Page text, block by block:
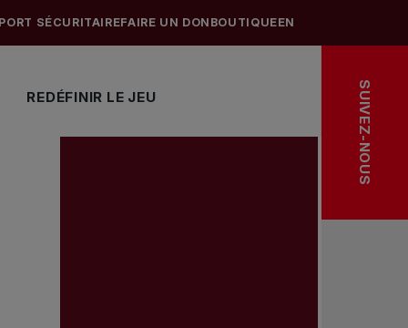
REDÉFINIR LE JEU
SÉCURITAIREFAIRE UN DON BOUTIQUEEN
SUIVEZ-NOUS